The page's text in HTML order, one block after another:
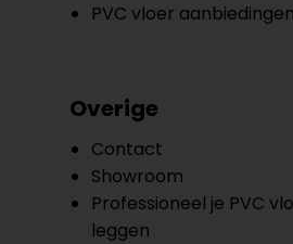
PVC vloer aanbiedingen
Overige
Contact
Showroom
Professioneel je PVC
leggen